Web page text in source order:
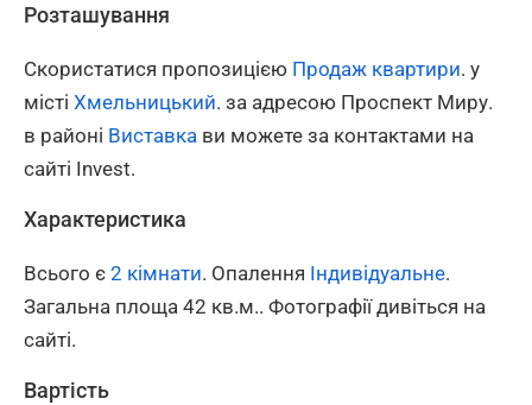
Розташування
Скористатися пропозицією Продаж квартири. у
місті Хмельницький. за адресою Проспект Миру.
в районі Виставка ви можете за контактами на
сайті Invest.
Характеристика
Всього є 2 кімнати. Опалення Індивідуальне.
Загальна площа 42 кв.м.. Фотографії дивіться на
сайті.
Вартість